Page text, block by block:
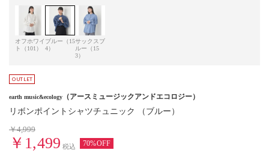
オフホワイ
ト（101）
ブルー（15
4）
サックスブ
ルー（15
3）
earth music&ecology （アースミュージックアンドエコロジー）
リボンポイントシャツチュニック （ブルー）
￥4,999
￥1,499 税込 70%OFF